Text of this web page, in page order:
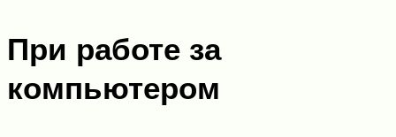
При работе за
компьютером